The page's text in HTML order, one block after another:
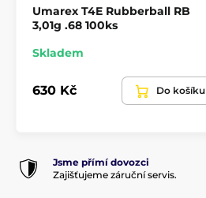
Umarex T4E Rubberball RB
3,01g .68 100ks
Skladem
630 Kč Do košíku
Jsme přímí dovozci
Zajišťujeme záruční servis.